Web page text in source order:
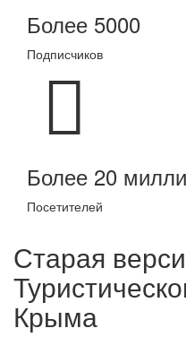
Более 5000
Подписчиков
Более 20
Посетителей
Старая
Крыма